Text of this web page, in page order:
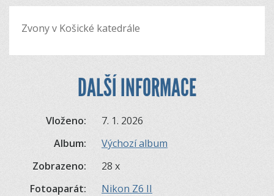
Zvony v Košické katedrále
DALŠÍ INFORMACE
Vloženo:
7. 1. 2026
Album:
Výchozí album
Zobrazeno:
28 x
Fotoaparát:
Nikon Z6 II